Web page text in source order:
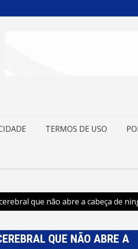
TERMOS DE USO
que não abre a cabeça de
QUE NÃO ABRE A